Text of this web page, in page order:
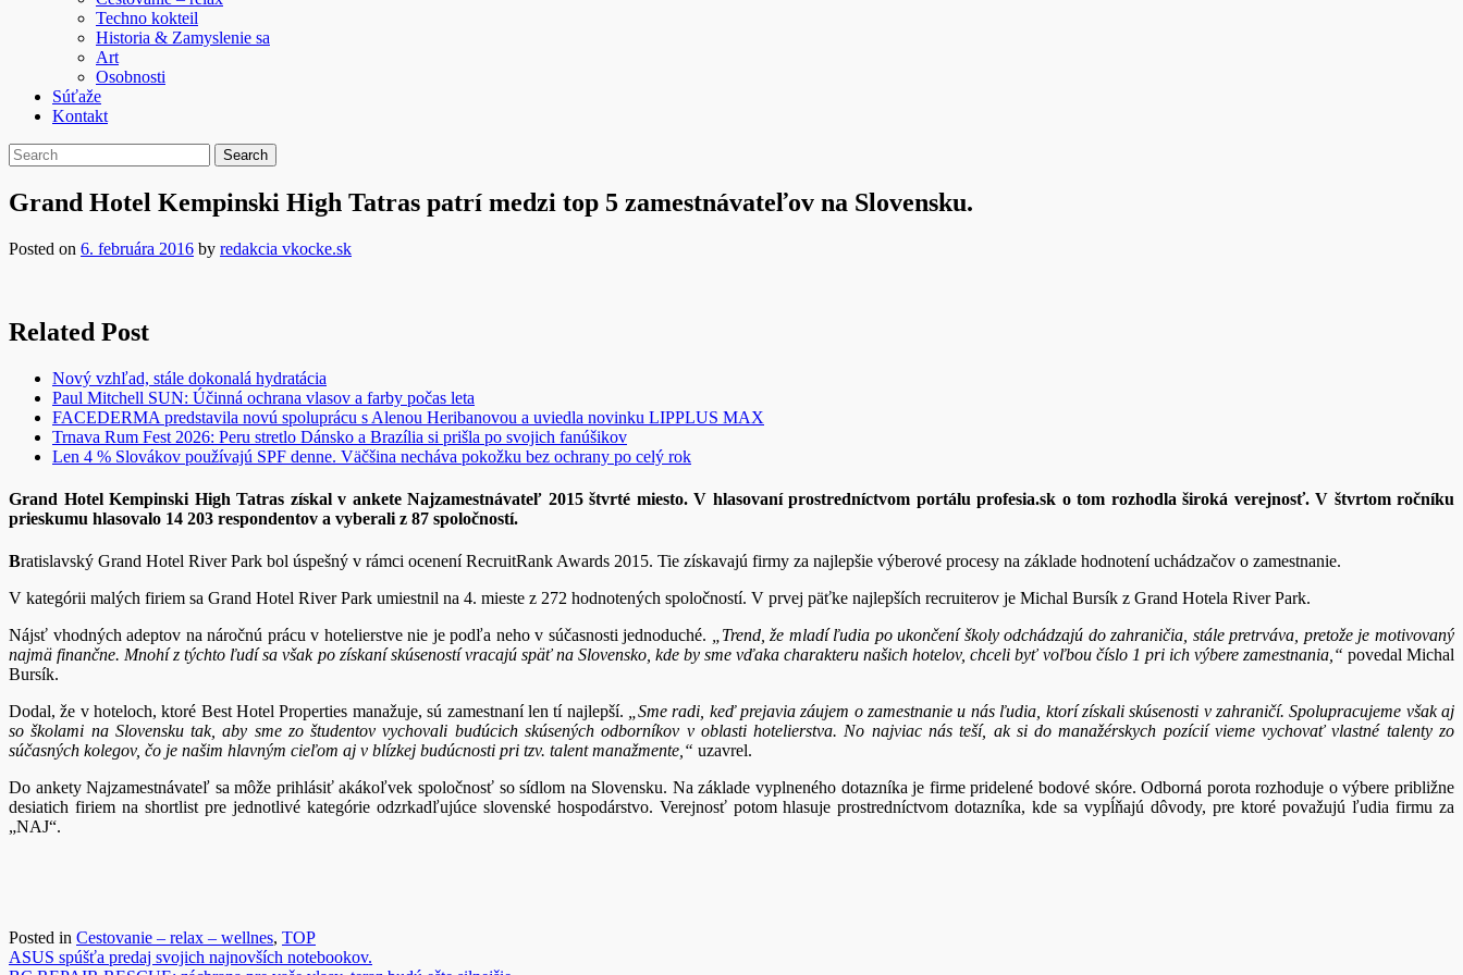
Techno kokteil
Historia & Zamyslenie sa
Art
Osobnosti
Súťaže
Kontakt
Grand Hotel Kempinski High Tatras patrí medzi top 5 zamestnávateľov na Slovensku.
Posted on 6. februára 2016 by redakcia vkocke.sk
Related Post
Nový vzhľad, stále dokonalá hydratácia
Paul Mitchell SUN: Účinná ochrana vlasov a farby počas leta
FACEDERMA predstavila novú spoluprácu s Alenou Heribanovou a uviedla novinku LIPPLUS MAX
Trnava Rum Fest 2026: Peru stretlo Dánsko a Brazília si prišla po svojich fanúšikov
Len 4 % Slovákov používajú SPF denne. Väčšina necháva pokožku bez ochrany po celý rok
Grand Hotel Kempinski High Tatras získal v ankete Najzamestnávateľ 2015 štvrté miesto. V hlasovaní prostredníctvom portálu profesia.sk o tom rozhodla široká verejnosť. V štvrtom ročníku
prieskumu hlasovalo 14 203 respondentov a vyberali z 87 spoločností.
Bratislavský Grand Hotel River Park bol úspešný v rámci ocenení RecruitRank Awards 2015. Tie získavajú firmy za najlepšie výberové procesy na základe hodnotení uchádzačov o zamestnanie.
V kategórii malých firiem sa Grand Hotel River Park umiestnil na 4. mieste z 272 hodnotených spoločností. V prvej päťke najlepších recruiterov je Michal Bursík z Grand Hotela River Park.
Nájsť vhodných adeptov na náročnú prácu v hotelierstve nie je podľa neho v súčasnosti jednoduché.
„Trend, že mladí ľudia po ukončení školy odchádzajú do zahraničia, stále pretrváva, pretože je motivovaný
najmä finančne. Mnohí z týchto ľudí sa však po získaní skúseností vracajú späť na Slovensko, kde by sme vďaka charakteru našich hotelov, chceli byť voľbou číslo 1 pri ich výbere zamestnania,“ povedal Michal
Bursík.
Dodal, že v hoteloch, ktoré Best Hotel Properties manažuje, sú zamestnaní len tí najlepší.
„Sme radi, keď prejavia záujem o zamestnanie u nás ľudia, ktorí získali skúsenosti v zahraničí. Spolupracujeme však aj
so školami na Slovensku tak, aby sme zo študentov vychovali budúcich skúsených odborníkov v oblasti hotelierstva. No najviac nás teší, ak si do manažérskych pozícií vieme vychovať vlastné talenty zo
súčasných kolegov, čo je našim hlavným cieľom aj v blízkej budúcnosti pri tzv. talent manažmente,“ uzavrel.
Do ankety Najzamestnávateľ sa môže prihlásiť akákoľvek spoločnosť so sídlom na Slovensku. Na základe vyplneného dotazníka je firme pridelené bodové skóre. Odborná porota rozhoduje o výbere približne
desiatich firiem na shortlist pre jednotlivé kategórie odzrkadľujúce slovenské hospodárstvo. Verejnosť potom hlasuje prostredníctvom dotazníka, kde sa vypĺňajú dôvody, pre ktoré považujú ľudia firmu za
„NAJ“.
Posted in Cestovanie – relax – wellnes, TOP
Navigácia
ASUS spúšťa predaj svojich najnovších notebookov.